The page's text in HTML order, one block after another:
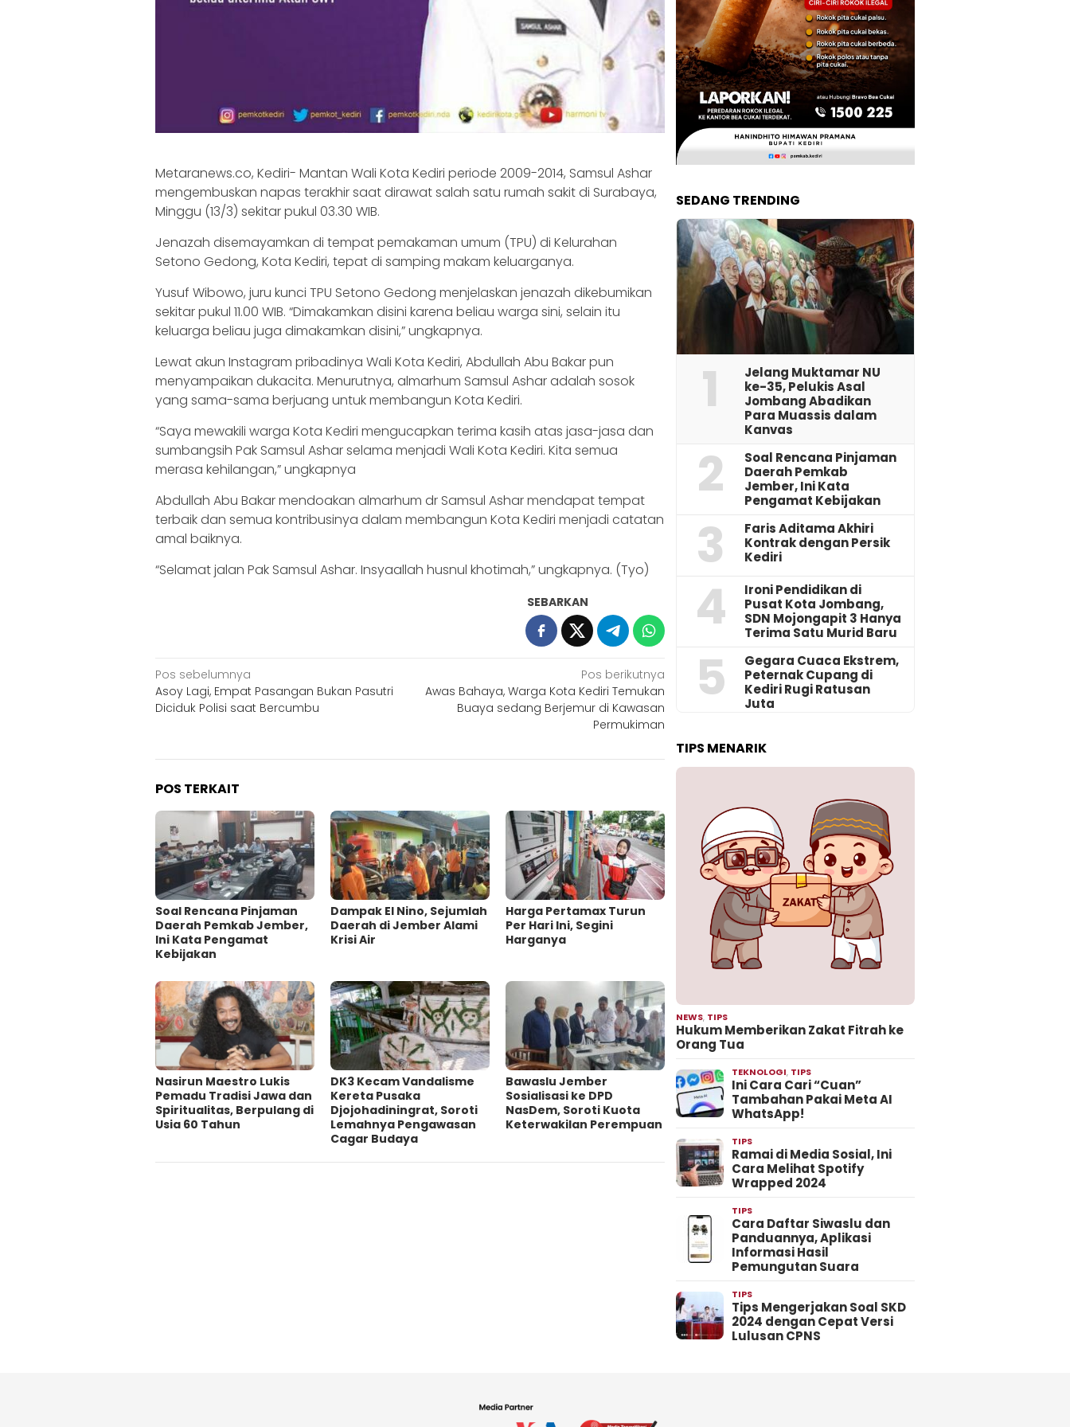
Metaranews.co, Kediri- Mantan Wali Kota Kediri periode 2009-2014, Samsul Ashar
mengembuskan napas terakhir saat dirawat salah satu rumah sakit di Surabaya,
Minggu (13/3) sekitar pukul 03.30 WIB.
Jenazah disemayamkan di tempat pemakaman umum (TPU) di Kelurahan
Setono Gedong, Kota Kediri, tepat di samping makam keluarganya.
Yusuf Wibowo, juru kunci TPU Setono Gedong menjelaskan jenazah dikebumikan
sekitar pukul 11.00 WIB. “Dimakamkan disini karena beliau warga sini, selain itu
keluarga beliau juga dimakamkan disini,” ungkapnya.
Lewat akun Instagram pribadinya Wali Kota Kediri, Abdullah Abu Bakar pun
menyampaikan dukacita. Menurutnya, almarhum Samsul Ashar adalah sosok
yang sama-sama berjuang untuk membangun Kota Kediri.
“Saya mewakili warga Kota Kediri mengucapkan terima kasih atas jasa-jasa dan
sumbangsih Pak Samsul Ashar selama menjadi Wali Kota Kediri. Kita semua
merasa kehilangan,” ungkapnya
Abdullah Abu Bakar mendoakan almarhum dr Samsul Ashar mendapat tempat
terbaik dan semua kontribusinya dalam membangun Kota Kediri menjadi catatan
amal baiknya.
“Selamat jalan Pak Samsul Ashar. Insyaallah husnul khotimah,” ungkapnya. (Tyo)
SEBARKAN
Navigasi
pos
Pos sebelumnya
Asoy Lagi, Empat Pasangan Bukan Pasutri
Diciduk Polisi saat Bercumbu
Pos berikutnya
Awas Bahaya, Warga Kota Kediri Temukan
Buaya sedang Berjemur di Kawasan
Permukiman
POS TERKAIT
‎Soal Rencana Pinjaman
Daerah Pemkab Jember,
Ini Kata Pengamat
Kebijakan ‎
Dampak El Nino, Sejumlah
Daerah di Jember Alami
Krisi Air
Harga Pertamax Turun
Per Hari Ini, Segini
Harganya
‎Nasirun Maestro Lukis
Pemadu Tradisi Jawa dan
Spiritualitas, Berpulang di
Usia 60 Tahun
DK3 Kecam Vandalisme
Kereta Pusaka
Djojohadiningrat, Soroti
Lemahnya Pengawasan
Cagar Budaya
Bawaslu Jember
Sosialisasi ke DPD
NasDem, Soroti Kuota
Keterwakilan Perempuan
SEDANG TRENDING
1
Jelang Muktamar NU
ke-35, Pelukis Asal
Jombang Abadikan
Para Muassis dalam
Kanvas
2
‎Soal Rencana Pinjaman
Daerah Pemkab
Jember, Ini Kata
Pengamat Kebijakan ‎
3
Faris Aditama Akhiri
Kontrak dengan Persik
Kediri
4
Ironi Pendidikan di
Pusat Kota Jombang,
SDN Mojongapit 3 Hanya
Terima Satu Murid Baru
5
‎Gegara Cuaca Ekstrem,
Peternak Cupang di
Kediri Rugi Ratusan
Juta
TIPS MENARIK
NEWS, TIPS
Hukum Memberikan Zakat Fitrah ke
Orang Tua
TEKNOLOGI, TIPS
Ini Cara Cari “Cuan”
Tambahan Pakai Meta AI
WhatsApp!
TIPS
Ramai di Media Sosial, Ini
Cara Melihat Spotify
Wrapped 2024
TIPS
Cara Daftar Siwaslu dan
Panduannya, Aplikasi
Informasi Hasil
Pemungutan Suara
TIPS
Tips Mengerjakan Soal SKD
2024 dengan Cepat Versi
Lulusan CPNS